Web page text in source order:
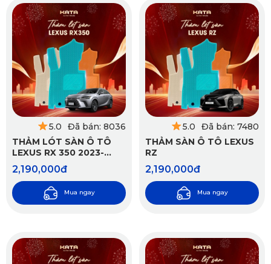
5.0
Đã bán: 8036
THẢM LÓT SÀN Ô TÔ
LEXUS RX 350 2023-
2025
2,190,000đ
Mua ngay
5.0
Đã bán: 7480
THẢM SÀN Ô TÔ LEXUS
RZ
2,190,000đ
Mua ngay